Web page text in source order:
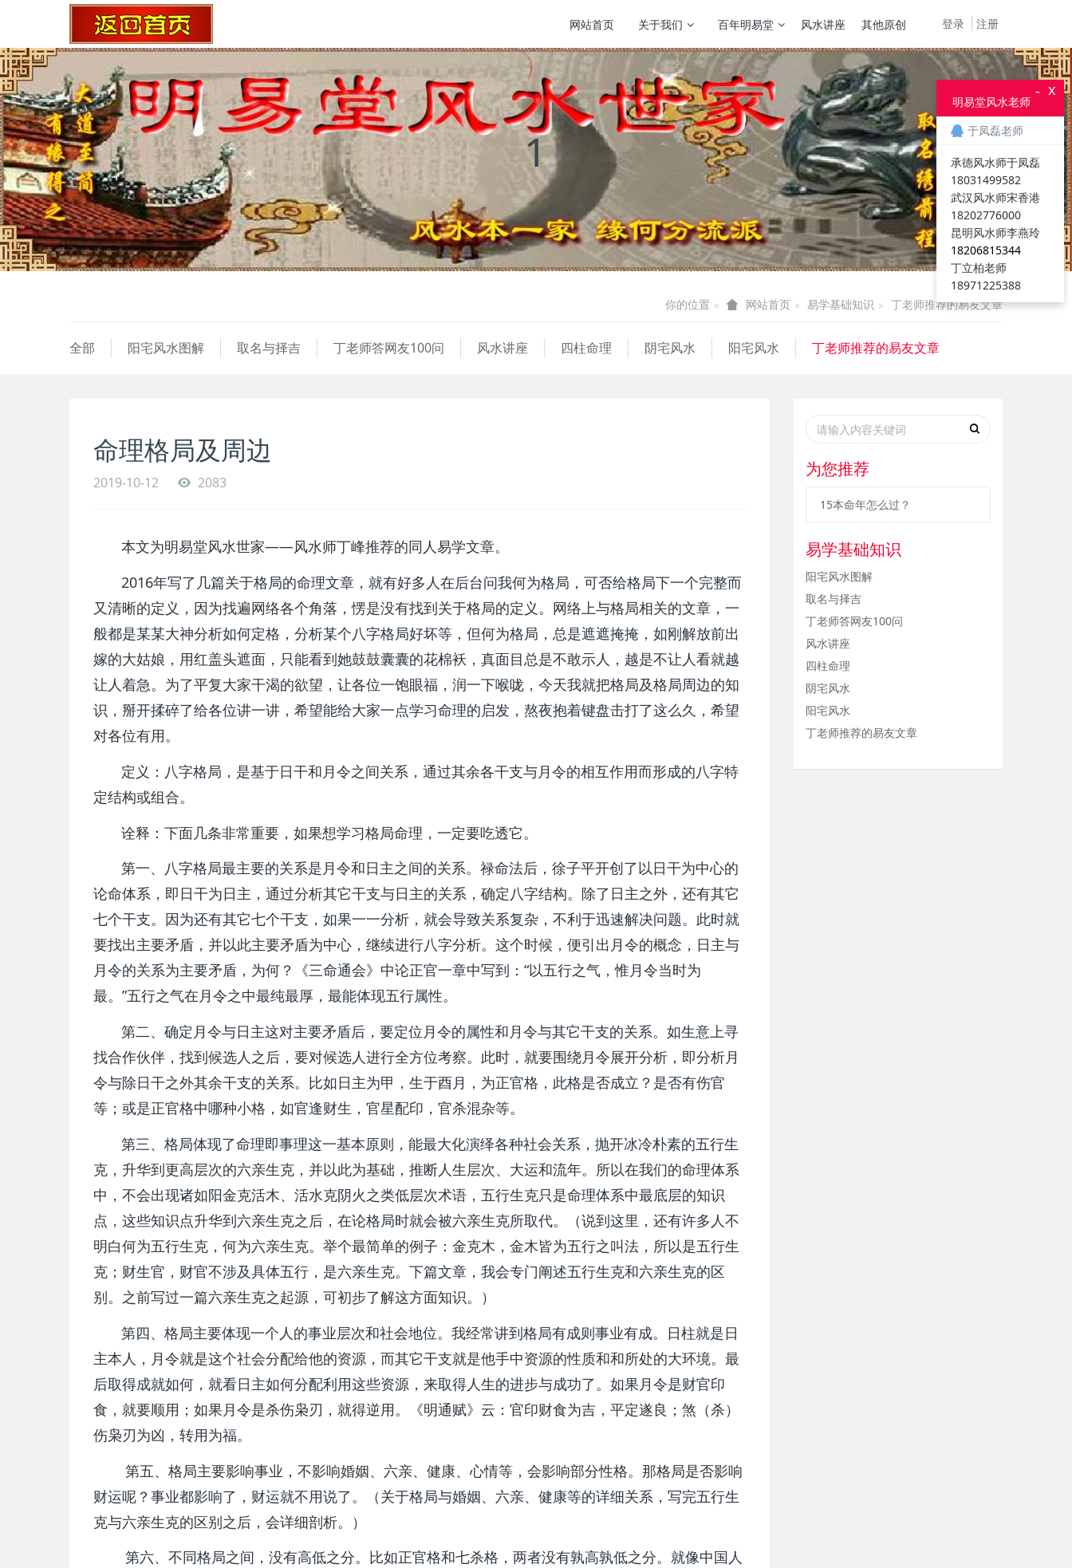
登录 注册
网站首页 关于我们 百年明易堂 风水讲座 其他原创
1
你的位置 网站首页 易学基础知识 丁老师推荐的易友文章
全部 阳宅风水图解 取名与择吉 丁老师答网友100问 风水讲座 四柱命理 阴宅风水 阳宅风水 丁老师推荐的易友文章
命理格局及周边
2019-10-12 2083
本文为明易堂风水世家——风水师丁峰推荐的同人易学文章。
2016年写了几篇关于格局的命理文章，就有好多人在后台问我何为格局，可否给格局下一个完整而
又清晰的定义，因为找遍网络各个角落，愣是没有找到关于格局的定义。网络上与格局相关的文章，一
般都是某某大神分析如何定格，分析某个八字格局好坏等，但何为格局，总是遮遮掩掩，如刚解放前出
嫁的大姑娘，用红盖头遮面，只能看到她鼓鼓囊囊的花棉袄，真面目总是不敢示人，越是不让人看就越
让人着急。为了平复大家干渴的欲望，让各位一饱眼福，润一下喉咙，今天我就把格局及格局周边的知
识，掰开揉碎了给各位讲一讲，希望能给大家一点学习命理的启发，熬夜抱着键盘击打了这么久，希望
对各位有用。
定义：八字格局，是基于日干和月令之间关系，通过其余各干支与月令的相互作用而形成的八字特
定结构或组合。
诠释：下面几条非常重要，如果想学习格局命理，一定要吃透它。
第一、八字格局最主要的关系是月令和日主之间的关系。禄命法后，徐子平开创了以日干为中心的
论命体系，即日干为日主，通过分析其它干支与日主的关系，确定八字结构。除了日主之外，还有其它
七个干支。因为还有其它七个干支，如果一一分析，就会导致关系复杂，不利于迅速解决问题。此时就
要找出主要矛盾，并以此主要矛盾为中心，继续进行八字分析。这个时候，便引出月令的概念，日主与
月令的关系为主要矛盾，为何？《三命通会》中论正官一章中写到：“以五行之气，惟月令当时为
最。”五行之气在月令之中最纯最厚，最能体现五行属性。
第二、确定月令与日主这对主要矛盾后，要定位月令的属性和月令与其它干支的关系。如生意上寻
找合作伙伴，找到候选人之后，要对候选人进行全方位考察。此时，就要围绕月令展开分析，即分析月
令与除日干之外其余干支的关系。比如日主为甲，生于酉月，为正官格，此格是否成立？是否有伤官
等；或是正官格中哪种小格，如官逢财生，官星配印，官杀混杂等。
第三、格局体现了命理即事理这一基本原则，能最大化演绎各种社会关系，抛开冰冷朴素的五行生
克，升华到更高层次的六亲生克，并以此为基础，推断人生层次、大运和流年。所以在我们的命理体系
中，不会出现诸如阳金克活木、活水克阴火之类低层次术语，五行生克只是命理体系中最底层的知识
点，这些知识点升华到六亲生克之后，在论格局时就会被六亲生克所取代。（说到这里，还有许多人不
明白何为五行生克，何为六亲生克。举个最简单的例子：金克木，金木皆为五行之叫法，所以是五行生
克；财生官，财官不涉及具体五行，是六亲生克。下篇文章，我会专门阐述五行生克和六亲生克的区
别。之前写过一篇六亲生克之起源，可初步了解这方面知识。）
第四、格局主要体现一个人的事业层次和社会地位。我经常讲到格局有成则事业有成。日柱就是日
主本人，月令就是这个社会分配给他的资源，而其它干支就是他手中资源的性质和和所处的大环境。最
后取得成就如何，就看日主如何分配利用这些资源，来取得人生的进步与成功了。如果月令是财官印
食，就要顺用；如果月令是杀伤枭刃，就得逆用。《明通赋》云：官印财食为吉，平定遂良；煞（杀）
伤枭刃为凶，转用为福。
第五、格局主要影响事业，不影响婚姻、六亲、健康、心情等，会影响部分性格。那格局是否影响
财运呢？事业都影响了，财运就不用说了。（关于格局与婚姻、六亲、健康等的详细关系，写完五行生
克与六亲生克的区别之后，会详细剖析。）
第六、不同格局之间，没有高低之分。比如正官格和七杀格，两者没有孰高孰低之分。就像中国人
为您推荐
15本命年怎么过？
易学基础知识
阳宅风水图解
取名与择吉
丁老师答网友100问
风水讲座
四柱命理
阴宅风水
阳宅风水
丁老师推荐的易友文章
x
-
明易堂风水老师
于凤磊老师
承德风水师于凤磊
18031499582
武汉风水师宋香港
18202776000
昆明风水师李燕玲
18206815344
丁立柏老师
18971225388